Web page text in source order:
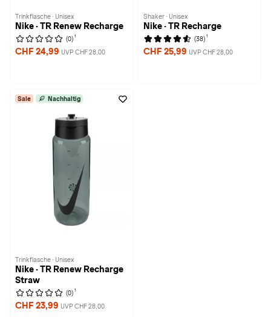
Trinkflasche · Unisex
Nike · TR Renew Recharge
(0) 1
CHF 24,99 UVP CHF 28,00
Shaker · Unisex
Nike · TR Recharge
(38) 1
CHF 25,99 UVP CHF 28,00
Sale Nachhaltig
Trinkflasche · Unisex
Nike · TR Renew Recharge
Straw
(0) 1
CHF 23,99 UVP CHF 28,00